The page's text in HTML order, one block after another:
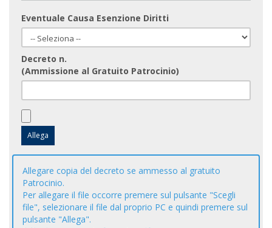
Eventuale Causa Esenzione Diritti
Decreto n.
(Ammissione al Gratuito Patrocinio)
Allegare copia del decreto se ammesso al gratuito
Patrocinio.
Per allegare il file occorre premere sul pulsante "Scegli
file", selezionare il file dal proprio PC e quindi premere sul
pulsante "Allega".